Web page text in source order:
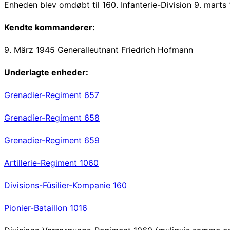
Enheden blev omdøbt til 160. Infanterie-Division 9. marts
Kendte kommandører:
9. März 1945 Generalleutnant Friedrich Hofmann
Underlagte enheder:
Grenadier-Regiment 657
Grenadier-Regiment 658
Grenadier-Regiment 659
Artillerie-Regiment 1060
Divisions-Füsilier-Kompanie 160
Pionier-Bataillon 1016